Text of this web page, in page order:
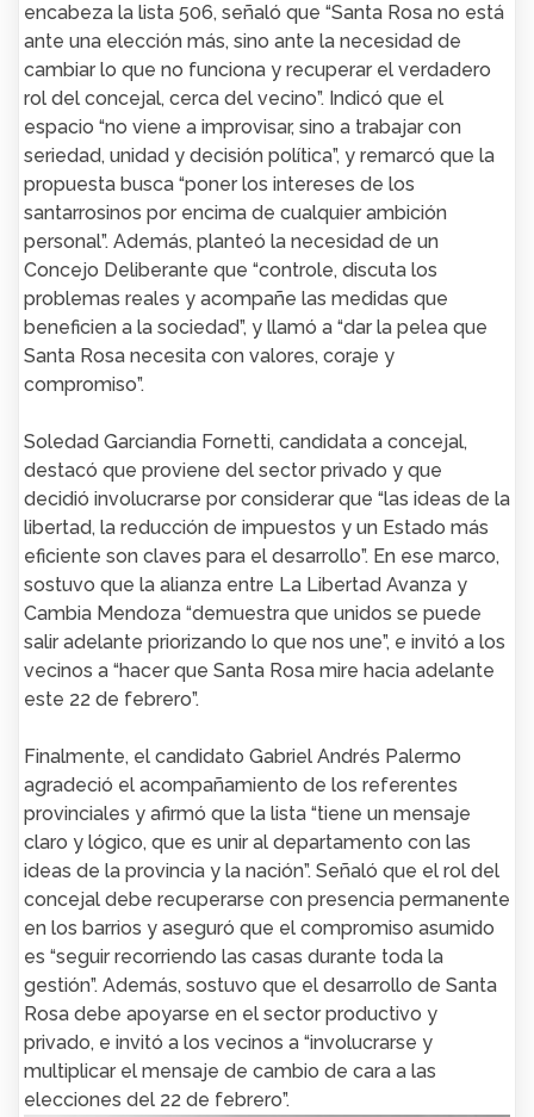
encabeza la lista 506, señaló que “Santa Rosa no está
ante una elección más, sino ante la necesidad de
cambiar lo que no funciona y recuperar el verdadero
rol del concejal, cerca del vecino”. Indicó que el
espacio “no viene a improvisar, sino a trabajar con
seriedad, unidad y decisión política”, y remarcó que la
propuesta busca “poner los intereses de los
santarrosinos por encima de cualquier ambición
personal”. Además, planteó la necesidad de un
Concejo Deliberante que “controle, discuta los
problemas reales y acompañe las medidas que
beneficien a la sociedad”, y llamó a “dar la pelea que
Santa Rosa necesita con valores, coraje y
compromiso”.
Soledad Garciandia Fornetti, candidata a concejal,
destacó que proviene del sector privado y que
decidió involucrarse por considerar que “las ideas de la
libertad, la reducción de impuestos y un Estado más
eficiente son claves para el desarrollo”. En ese marco,
sostuvo que la alianza entre La Libertad Avanza y
Cambia Mendoza “demuestra que unidos se puede
salir adelante priorizando lo que nos une”, e invitó a los
vecinos a “hacer que Santa Rosa mire hacia adelante
este 22 de febrero”.
Finalmente, el candidato Gabriel Andrés Palermo
agradeció el acompañamiento de los referentes
provinciales y afirmó que la lista “tiene un mensaje
claro y lógico, que es unir al departamento con las
ideas de la provincia y la nación”. Señaló que el rol del
concejal debe recuperarse con presencia permanente
en los barrios y aseguró que el compromiso asumido
es “seguir recorriendo las casas durante toda la
gestión”. Además, sostuvo que el desarrollo de Santa
Rosa debe apoyarse en el sector productivo y
privado, e invitó a los vecinos a “involucrarse y
multiplicar el mensaje de cambio de cara a las
elecciones del 22 de febrero”.